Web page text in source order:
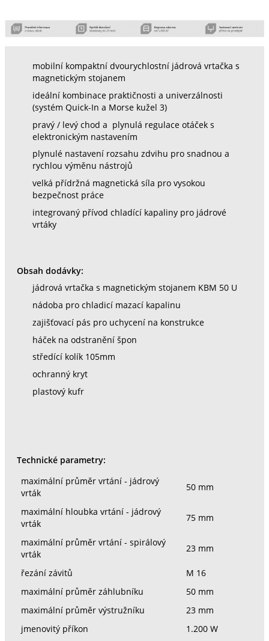
mobilní kompaktní dvourychlostní jádrová vrtačka s
magnetickým stojanem
ideální kombinace praktičnosti a univerzálnosti
(systém Quick-In a Morse kužel 3)
pravý / levý chod a plynulá regulace otáček s
elektronickým nastavením
plynulé nastavení rozsahu zdvihu pro snadnou a
rychlou výměnu nástrojů
velká přídržná magnetická síla pro vysokou
bezpečnost práce
integrovaný přívod chladící kapaliny pro jádrové
vrtáky
Obsah dodávky:
jádrová vrtačka s magnetickým stojanem KBM 50 U
nádoba pro chladicí mazací kapalinu
zajišťovací pás pro uchycení na konstrukce
háček na odstranění špon
středící kolík 105mm
ochranný kryt
plastový kufr
Technické parametry:
maximální průměr vrtání - jádrový
vrták
50 mm
maximální hloubka vrtání - jádrový
vrták
75 mm
maximální průměr vrtání - spirálový
vrták
23 mm
řezání závitů
M 16
maximální průměr záhlubníku
50 mm
maximální průměr výstružníku
23 mm
jmenovitý příkon
1.200 W